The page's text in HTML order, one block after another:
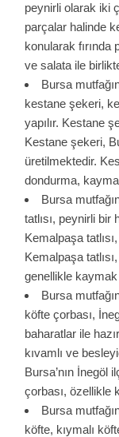
peynirli olarak iki
parçalar halinde
konularak fırında
ve salata ile
Bursa
kestane şekeri,
yapılır. Kestane
Kestane şekeri,
üretilmektedir.
dondurma,
Bursa
tatlısı, peynirli bir
Kemalpaşa
Kemalpaşa
genellikle
Bursa
köfte çorbası,
baharatlar ile
kıvamlı ve
Bursa’nın İnegöl
çorbası, özellikle
Bursa
köfte, kıymalı